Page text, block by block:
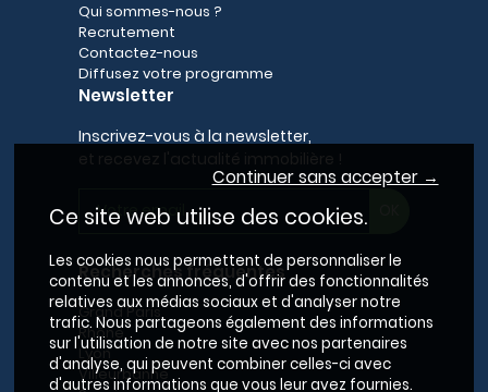
Qui sommes-nous ?
Recrutement
Contactez-nous
Diffusez votre programme
Newsletter
Inscrivez-vous à la newsletter,
Recherches fréquentes
Grand Paris
Rhône
Lyon
Villeurbanne
Continuer sans accepter →
Ce site web utilise des cookies.
Les cookies nous permettent de personnaliser le
contenu et les annonces, d'offrir des fonctionnalités
relatives aux médias sociaux et d'analyser notre
trafic. Nous partageons également des informations
sur l'utilisation de notre site avec nos partenaires
d'analyse, qui peuvent combiner celles-ci avec
d'autres informations que vous leur avez fournies.